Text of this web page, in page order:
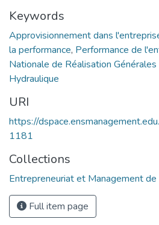
Keywords
Approvisionnement dans
la performance, Performance de
Nationale de Réalisation Générales
Hydraulique
URI
https://
1181
Collections
Entrepreneuriat et Management
Full item page